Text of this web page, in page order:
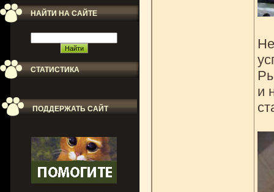
НАЙТИ НА САЙТЕ
СТАТИСТИКА
ПОДДЕРЖАТЬ САЙТ
и